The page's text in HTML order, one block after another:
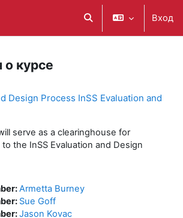
Изменить данныеВход
курсе
Design Process InSS Evaluation and
serve as a clearinghouse for
the InSS Evaluation and Design
Armetta Burney
Sue Goff
Jason Kovac